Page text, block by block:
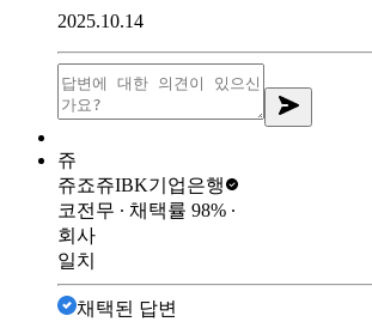
2025.10.14
쥬
쥬죠쥬IBK기업은행
코전무 ∙ 채택률 98% ∙
회사
일치
채택된 답변